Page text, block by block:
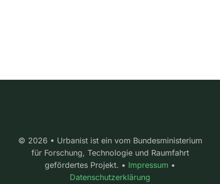
© 2026 • Urbanist ist ein vom Bundesministerium
für Forschung, Technologie und Raumfahrt
gefördertes Projekt. • Impressum •
Datenschutzerklärung